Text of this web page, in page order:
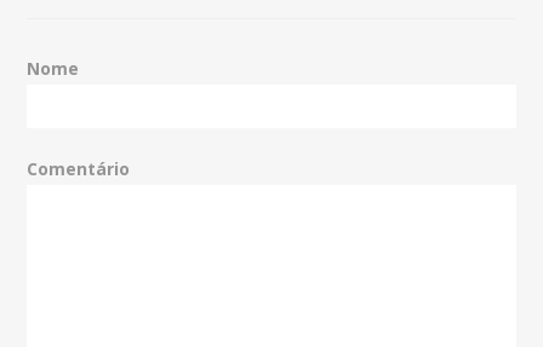
Nome
Comentário